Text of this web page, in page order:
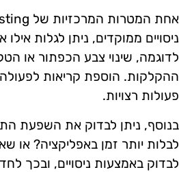
ניסויים ממוקדים, ניתן לגלות
לדוגמה, שינוי צבע הכפתור או
ההקלקות. הוספת קריאות
פעולות רצויות.
בנוסף, ניתן לבדוק את השפעת
לבלות יותר זמן באפליקציה? או
לבדוק באמצעות ניסויים, ובכך